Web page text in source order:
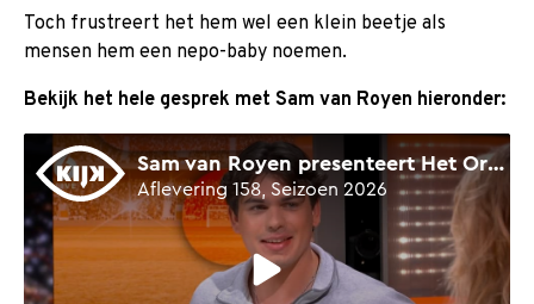
Toch frustreert het hem wel een klein beetje als
mensen hem een nepo-baby noemen.
Bekijk het hele gesprek met Sam van Royen hieronder: